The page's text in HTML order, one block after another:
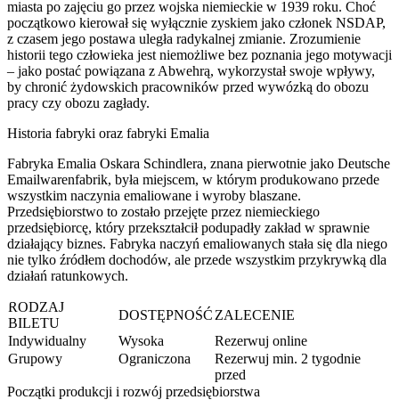
miasta po zajęciu go przez wojska niemieckie w 1939 roku. Choć
początkowo kierował się wyłącznie zyskiem jako członek NSDAP,
z czasem jego postawa uległa radykalnej zmianie. Zrozumienie
historii tego człowieka jest niemożliwe bez poznania jego motywacji
– jako postać powiązana z Abwehrą, wykorzystał swoje wpływy,
by chronić żydowskich pracowników przed wywózką do obozu
pracy czy obozu zagłady.
Historia fabryki oraz fabryki Emalia
Fabryka Emalia Oskara Schindlera, znana pierwotnie jako Deutsche
Emailwarenfabrik, była miejscem, w którym produkowano przede
wszystkim naczynia emaliowane i wyroby blaszane.
Przedsiębiorstwo to zostało przejęte przez niemieckiego
przedsiębiorcę, który przekształcił podupadły zakład w sprawnie
działający biznes. Fabryka naczyń emaliowanych stała się dla niego
nie tylko źródłem dochodów, ale przede wszystkim przykrywką dla
działań ratunkowych.
RODZAJ
BILETU
DOSTĘPNOŚĆ ZALECENIE
Indywidualny
Wysoka
Rezerwuj online
Grupowy
Ograniczona
Rezerwuj min. 2 tygodnie
przed
Początki produkcji i rozwój przedsiębiorstwa